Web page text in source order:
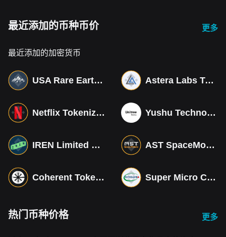
最近添加的币种币价 更多
最近添加的加密货币
USA Rare Earth Tokenized bStocks Astera Labs Tokenized bStocks
Netflix Tokenized bStocks Yushu Technology Co (Derivatives)
IREN Limited Tokenized bStocks AST SpaceMobile Tokenized bStocks
Coherent Tokenized bStocks Super Micro Computer Tokenized bStocks
热门币种价格 更多